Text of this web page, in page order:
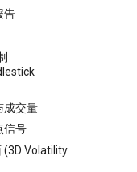
告
成交量
信号
(3D Volatility